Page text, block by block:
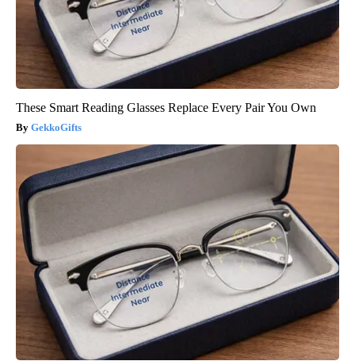
These Smart Reading Glasses Replace Every Pair You Own
GekkoGifts